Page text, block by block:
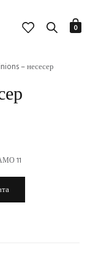
0
– несесер
11